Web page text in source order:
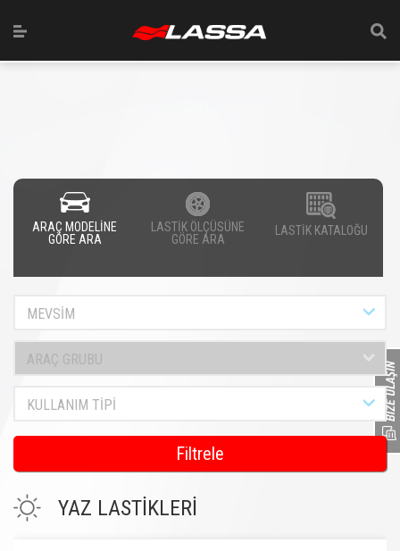
ARAÇ MODELİNE
GÖRE ARA
LASTİK ÖLÇÜSÜNE
GÖRE ARA
LASTİK KATALOĞU
MEVSİM
ARAÇ GRUBU
KULLANIM TİPİ
Filtrele
YAZ LASTİKLERİ